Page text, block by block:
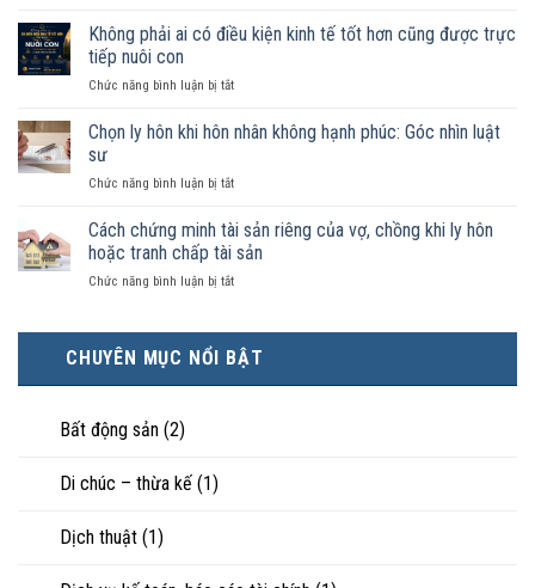
chồng
hợp
được
công
là
hôn
chung
chồng
đăng
hôn
tài
sản
như
nào?
Không phải ai có điều kiện kinh tế tốt hơn cũng được trực
tiếp nuôi con
Chức năng bình luận bị tắtở
phải
điều
kinh
tế
hơn
trực
tiếp
nuôi
Chọn ly hôn khi hôn nhân không hạnh phúc: Góc nhìn luật
sư
Chức năng bình luận bị tắtở
ly
hôn
khi
hôn
hạnh
phúc:
Góc
Cách chứng minh tài sản riêng của vợ, chồng khi ly hôn
hoặc tranh chấp tài sản
Chức năng bình luận bị tắtở
tài
sản
CHUYÊN MỤC NỔI BẬT
Bất động sản (2)
Di chúc – thừa kế (1)
Dịch thuật (1)